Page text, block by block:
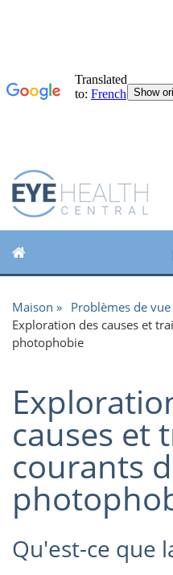
Maison
Problèmes de vue
Exploration des causes et
photophobie
causes et
courants
Qu'est-ce que